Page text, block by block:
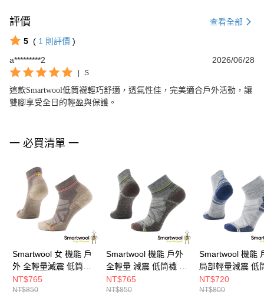
評價 查看全部
5 ( 1 則評價 )
a*********2
2026/06/28
S
這款Smartwool低筒襪輕巧舒適，透氣性佳，完美適合戶外活動，讓
雙腳享受全日的輕盈與保護。
一 必買清單 一
Smartwool 女 機能 戶
外 全輕量減震 低筒襪
灰褐
NT$765
NT$850
Smartwool 機能 戶外
全輕量 減震 低筒襪 淡
灰
NT$765
NT$850
Smartwool 機能
局部輕量減震 低
淺灰
NT$720
NT$800